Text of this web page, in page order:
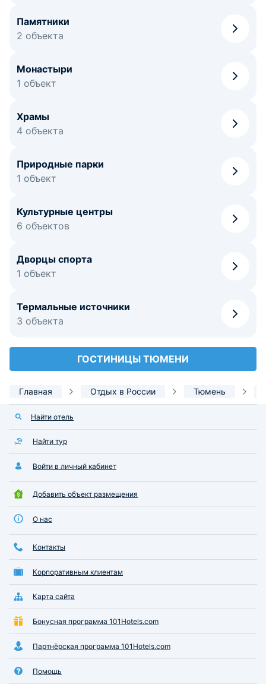
Памятники
2 объекта
Монастыри
1 объект
Храмы
4 объекта
Природные парки
1 объект
Культурные центры
6 объектов
Дворцы спорта
1 объект
Термальные источники
3 объекта
ГОСТИНИЦЫ ТЮМЕНИ
Главная Отдых в России Тюмень
Найти отель
Найти тур
Войти в личный кабинет
Добавить объект размещения
О нас
Контакты
Корпоративным клиентам
Карта сайта
Бонусная программа 101Hotels.com
Партнёрская программа 101Hotels.com
Помощь